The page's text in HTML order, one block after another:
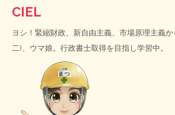
CIEL
ヨシ！緊縮財政、新自由主義、市場原理主義
二)、ウマ娘。行政書士取得を目指し学習中。